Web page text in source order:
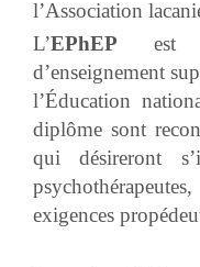
l’Association
L’EPhEP est
d’enseignement
l’Éducation
diplôme sont
qui désireront
exigences